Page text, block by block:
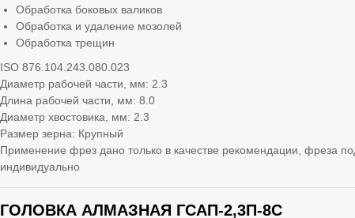
Обработка боковых валиков
Обработка и удаление мозолей
Обработка трещин
ISO 876.104.243.080.023
Диаметр рабочей части, мм: 2.3
Длина рабочей части, мм: 8.0
Диаметр хвостовика, мм: 2.3
Размер зерна: Крупный
Применение фрез дано только в качестве рекомендации, фреза
индивидуально
ГОЛОВКА АЛМАЗНАЯ ГСАП-2,3П-8С